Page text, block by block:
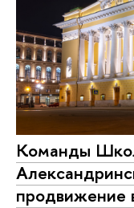
Команды
продвижение